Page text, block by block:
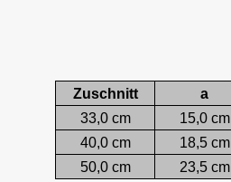
Zuschnitt a
33,0 cm
15,0 cm
40,0 cm
18,5 cm
50,0 cm
23,5 cm